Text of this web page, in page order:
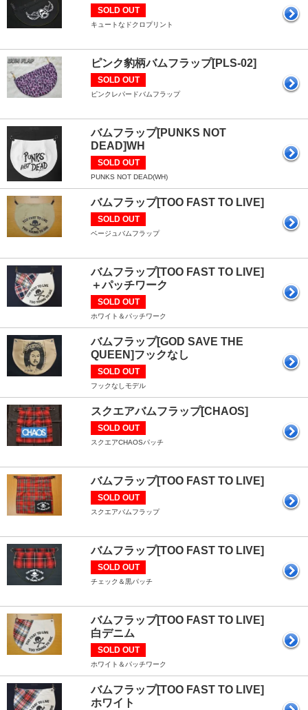
SOLD OUT
キュートなドクロプリント
ピンク豹柄バムフラップ[PLS-02]
SOLD OUT
ピンクレパードバムフラップ
バムフラップ[PUNKS NOT
DEAD]WH
SOLD OUT
PUNKS NOT DEAD(WH)
バムフラップ[TOO FAST TO LIVE]
SOLD OUT
ベージュバムフラップ
バムフラップ[TOO FAST TO LIVE]
＋パッチワーク
SOLD OUT
ホワイト＆パッチワーク
バムフラップ[GOD SAVE THE
QUEEN]フックなし
SOLD OUT
フックなしモデル
スクエアバムフラップ[CHAOS]
SOLD OUT
スクエアCHAOSパッチ
バムフラップ[TOO FAST TO LIVE]
SOLD OUT
スクエアバムフラップ
バムフラップ[TOO FAST TO LIVE]
SOLD OUT
チェック＆黒パッチ
バムフラップ[TOO FAST TO LIVE]
白デニム
SOLD OUT
ホワイト＆パッチワーク
バムフラップ[TOO FAST TO LIVE]
ホワイト